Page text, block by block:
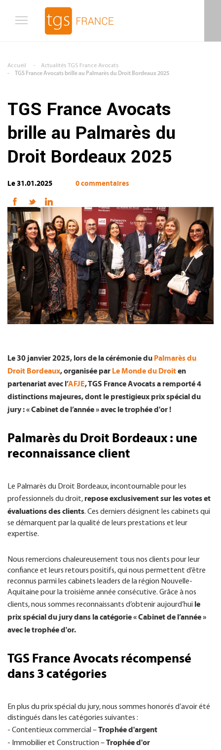
FR
Accueil
Actualités TGS France Avocats
TGS France Avocats brille au Palmarès du Droit Bordeaux 2025
TGS France Avocats
brille au Palmarès du
Droit Bordeaux 2025
Le 31.01.2025 0 commentaires
Le 30 janvier 2025, lors de la cérémonie du Palmarès du
Droit Bordeaux, organisée par Le Monde du Droiten
partenariat avec l’AFJE, TGS France Avocats a remporté 4
distinctions majeures, dont le prestigieux prix spécial du
jury : « Cabinet de l’année » avec le trophée d'or !
Palmarès du Droit Bordeaux : une
reconnaissance client
Le Palmarès du Droit Bordeaux, incontournable pour les
professionnels du droit, repose exclusivement sur les votes et
évaluations des clients. Ces derniers désignent les cabinets qui
se démarquent par la qualité de leurs prestations et leur
expertise.
Nous remercions chaleureusement tous nos clients pour leur
confiance et leurs retours positifs, qui nous permettent d’être
reconnus parmi les cabinets leaders de la région Nouvelle-
Aquitaine pour la troisième année consécutive. Grâce à nos
clients, nous sommes reconnaissants d’obtenir aujourd’hui le
prix spécial du jury dans la catégorie « Cabinet de l’année »
avec le trophée d'or.
TGS France Avocats récompensé
dans 3 catégories
En plus du prix spécial du jury, nous sommes honorés d’avoir été
distingués dans les catégories suivantes :
- Contentieux commercial –Trophée d'argent
- Immobilier et Construction –Trophée d'or